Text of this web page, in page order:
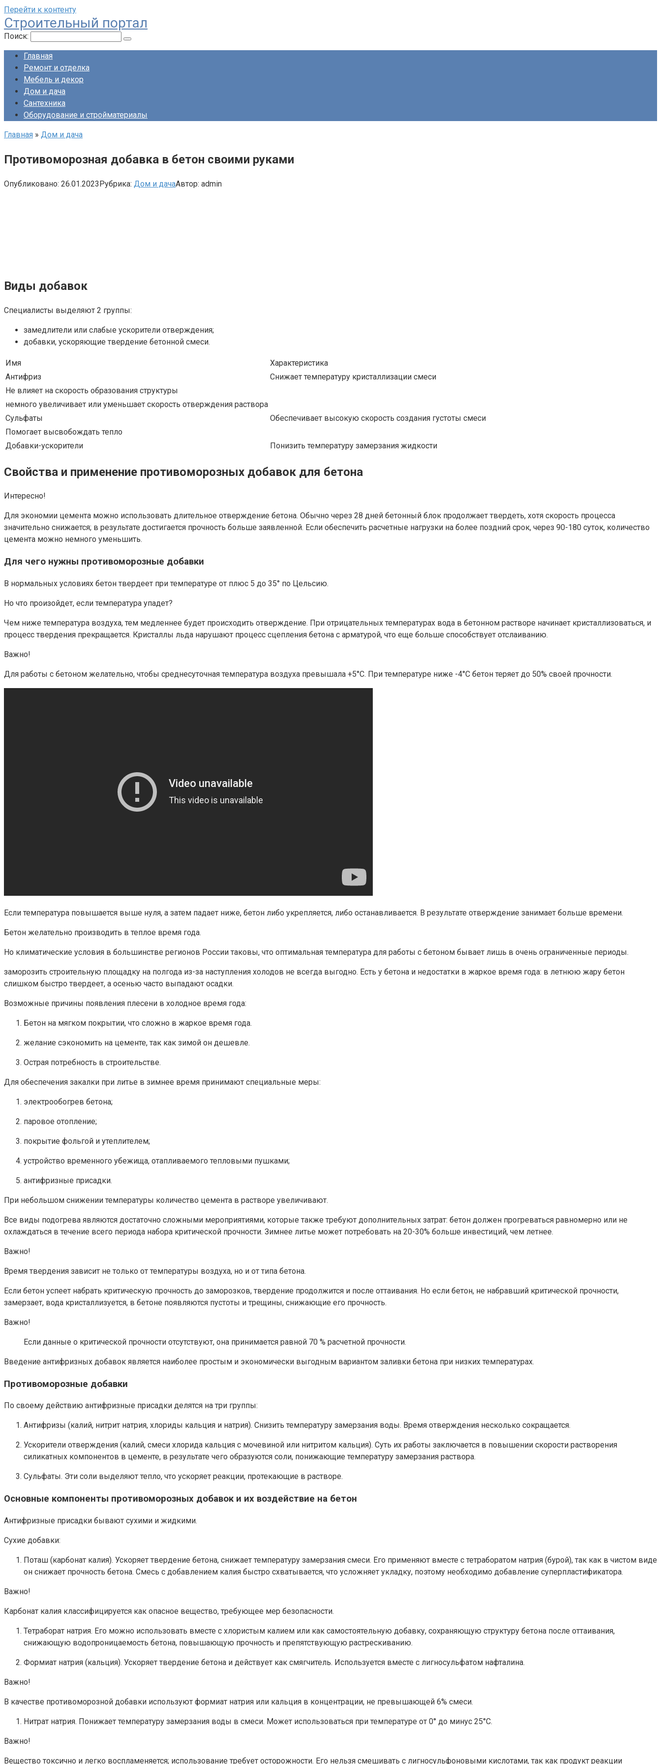
Перейти к контенту
Строительный портал
Поиск:
Главная
Ремонт и отделка
Мебель и декор
Дом и дача
Сантехника
Оборудование и стройматериалы
Главная » Дом и дача
Противоморозная добавка в бетон своими руками
Опубликовано: 26.01.2023Рубрика: Дом и дачаАвтор: admin
Виды добавок
Специалисты выделяют 2 группы:
замедлители или слабые ускорители отверждения;
добавки, ускоряющие твердение бетонной смеси.
Имя
Характеристика
Антифриз
Снижает температуру кристаллизации смеси
Не влияет на скорость образования структуры
немного увеличивает или уменьшает скорость отверждения раствора
Сульфаты
Обеспечивает высокую скорость создания густоты смеси
Помогает высвобождать тепло
Добавки-ускорители
Понизить температуру замерзания жидкости
Свойства и применение противоморозных добавок для бетона
Интересно!
Для экономии цемента можно использовать длительное отверждение бетона. Обычно через 28 дней бетонный блок продолжает твердеть, хотя скорость процесса
значительно снижается; в результате достигается прочность больше заявленной. Если обеспечить расчетные нагрузки на более поздний срок, через 90-180 суток, количество
цемента можно немного уменьшить.
Для чего нужны противоморозные добавки
В нормальных условиях бетон твердеет при температуре от плюс 5 до 35° по Цельсию.
Но что произойдет, если температура упадет?
Чем ниже температура воздуха, тем медленнее будет происходить отверждение. При отрицательных температурах вода в бетонном растворе начинает кристаллизоваться, и
процесс твердения прекращается. Кристаллы льда нарушают процесс сцепления бетона с арматурой, что еще больше способствует отслаиванию.
Важно!
Для работы с бетоном желательно, чтобы среднесуточная температура воздуха превышала +5°С. При температуре ниже -4°С бетон теряет до 50% своей прочности.
Если температура повышается выше нуля, а затем падает ниже, бетон либо укрепляется, либо останавливается. В результате отверждение занимает больше времени.
Бетон желательно производить в теплое время года.
Но климатические условия в большинстве регионов России таковы, что оптимальная температура для работы с бетоном бывает лишь в очень ограниченные периоды.
заморозить строительную площадку на полгода из-за наступления холодов не всегда выгодно. Есть у бетона и недостатки в жаркое время года: в летнюю жару бетон
слишком быстро твердеет, а осенью часто выпадают осадки.
Возможные причины появления плесени в холодное время года:
Бетон на мягком покрытии, что сложно в жаркое время года.
желание сэкономить на цементе, так как зимой он дешевле.
Острая потребность в строительстве.
Для обеспечения закалки при литье в зимнее время принимают специальные меры:
электрообогрев бетона;
паровое отопление;
покрытие фольгой и утеплителем;
устройство временного убежища, отапливаемого тепловыми пушками;
антифризные присадки.
При небольшом снижении температуры количество цемента в растворе увеличивают.
Все виды подогрева являются достаточно сложными мероприятиями, которые также требуют дополнительных затрат: бетон должен прогреваться равномерно или не
охлаждаться в течение всего периода набора критической прочности. Зимнее литье может потребовать на 20-30% больше инвестиций, чем летнее.
Важно!
Время твердения зависит не только от температуры воздуха, но и от типа бетона.
Если бетон успеет набрать критическую прочность до заморозков, твердение продолжится и после оттаивания. Но если бетон, не набравший критической прочности,
замерзает, вода кристаллизуется, в бетоне появляются пустоты и трещины, снижающие его прочность.
Важно!
Если данные о критической прочности отсутствуют, она принимается равной 70 % расчетной прочности.
Введение антифризных добавок является наиболее простым и экономически выгодным вариантом заливки бетона при низких температурах.
Противоморозные добавки
По своему действию антифризные присадки делятся на три группы:
Антифризы (калий, нитрит натрия, хлориды кальция и натрия). Снизить температуру замерзания воды. Время отверждения несколько сокращается.
Ускорители отверждения (калий, смеси хлорида кальция с мочевиной или нитритом кальция). Суть их работы заключается в повышении скорости растворения
силикатных компонентов в цементе, в результате чего образуются соли, понижающие температуру замерзания раствора.
Сульфаты. Эти соли выделяют тепло, что ускоряет реакции, протекающие в растворе.
Основные компоненты противоморозных добавок и их воздействие на бетон
Антифризные присадки бывают сухими и жидкими.
Сухие добавки:
Поташ (карбонат калия). Ускоряет твердение бетона, снижает температуру замерзания смеси. Его применяют вместе с тетраборатом натрия (бурой), так как в чистом виде
он снижает прочность бетона. Смесь с добавлением калия быстро схватывается, что усложняет укладку, поэтому необходимо добавление суперпластификатора.
Важно!
Карбонат калия классифицируется как опасное вещество, требующее мер безопасности.
Тетраборат натрия. Его можно использовать вместе с хлористым калием или как самостоятельную добавку, сохраняющую структуру бетона после оттаивания,
снижающую водопроницаемость бетона, повышающую прочность и препятствующую растрескиванию.
Формиат натрия (кальция). Ускоряет твердение бетона и действует как смягчитель. Используется вместе с лигносульфатом нафталина.
Важно!
В качестве противоморозной добавки используют формиат натрия или кальция в концентрации, не превышающей 6% смеси.
Нитрат натрия. Понижает температуру замерзания воды в смеси. Может использоваться при температуре от 0° до минус 25°С.
Важно!
Вещество токсично и легко воспламеняется; использование требует осторожности. Его нельзя смешивать с лигносульфоновыми кислотами, так как продукт реакции